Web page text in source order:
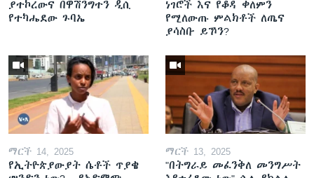
ያተኮረውና በዋሽንግተን ዲሲ
የተካሔደው ጉባኤ
ነገሮች እና የቆዳ ቀለምን
የሚለውጡ ምልክቶች ለጤና
ያሳስቡ ይኾን?
ማርች 14, 2025
የኢትዮጵያውያት ሴቶች ጥያቄ
ማርች 13, 2025
"በትግራይ መፈንቅለ መንግሥት